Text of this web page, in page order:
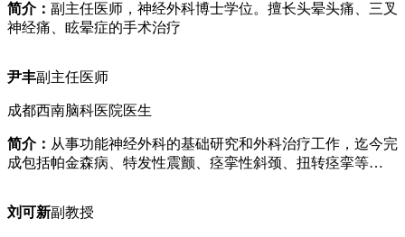
简介： 副主任医师，神经外科博士学位。擅长头晕头痛、三叉
神经痛、眩晕症的手术治疗
尹丰副主任医师
成都西南脑科医院医生
简介： 从事功能神经外科的基础研究和外科治疗工作，迄今完
成包括帕金森病、特发性震颤、痉挛性斜颈、扭转痉挛等…
刘可新副教授